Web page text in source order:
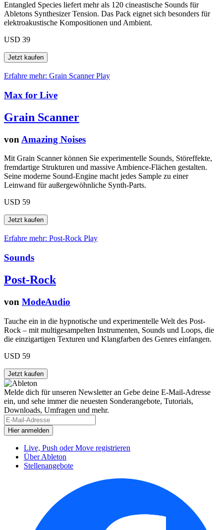
Entangled Species liefert mehr als 120 cineastische Sounds für
Abletons Synthesizer Tension. Das Pack eignet sich besonders für
elektroakustische Kompositionen und Ambient.
USD 39
Erfahre mehr: Grain ScannerPlay
Max for Live
Grain Scanner
von Amazing Noises
Mit Grain Scanner können Sie experimentelle Sounds, Störeffekte,
fremdartige Strukturen und massive Ambience-Flächen gestalten.
Seine moderne Sound-Engine macht jedes Sample zu einer
Leinwand für außergewöhnliche Synth-Parts.
USD 59
Erfahre mehr: Post-Rock Play
Sounds
Post-Rock
von ModeAudio
Tauche ein in die hypnotische und experimentelle Welt des Post-
Rock – mit multigesampelten Instrumenten, Sounds und Loops, die
die einzigartigen Texturen und Klangfarben des Genres einfangen.
USD 59
Melde dich für unseren Newsletter an Gebe deine E-Mail-Adresse
ein, und sehe immer die neuesten Sonderangebote, Tutorials,
Downloads, Umfragen und mehr.
Live, Push oder Move registrieren
Über Ableton
Stellenangebote